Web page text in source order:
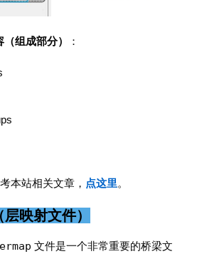
组成部分） ：
本站相关文章， 点这里。
映射文件）
文件是一个非常重要的桥梁文